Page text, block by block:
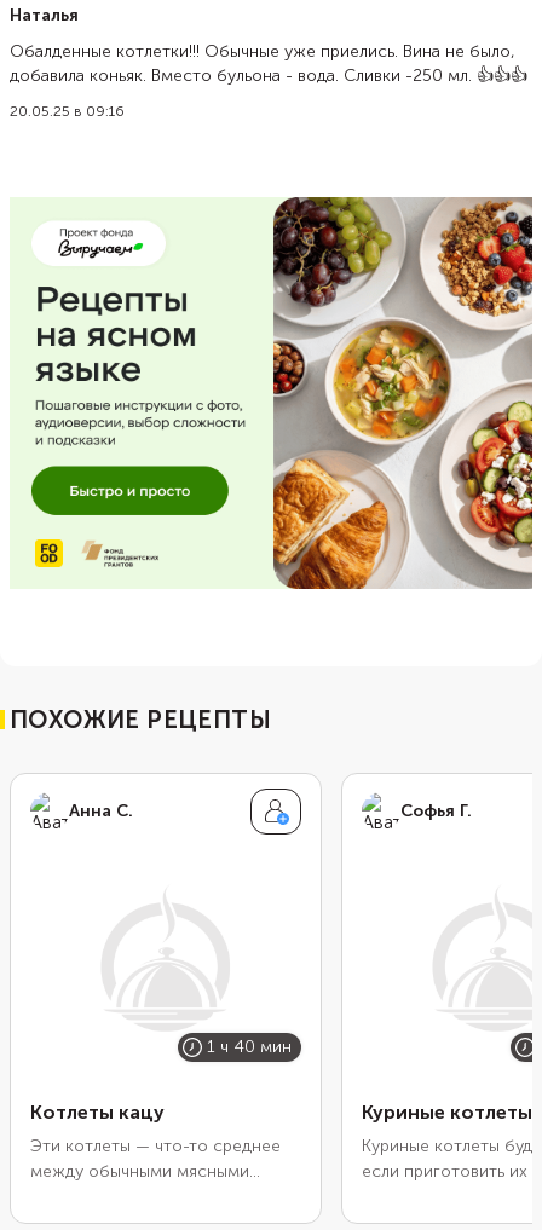
Наталья
Обалденные котлетки!!! Обычные уже приелись. Вина не было,
добавила коньяк. Вместо бульона - вода. Сливки -250 мл. 👍👍👍
20.05.25 в 09:16
ПОХОЖИЕ РЕЦЕПТЫ
Анна С.
1 ч 40 мин
Котлеты кацу
Эти котлеты — что-то среднее
между обычными мясными
Внутри они сочные и нежные, а
Софья Г.
Куриные котлеты
Куриные котлеты
если приготовить их
полосками бекона.